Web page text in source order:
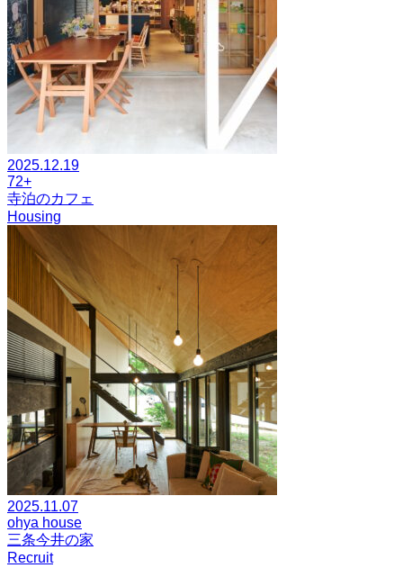
2025.12.19
72+
寺泊のカフェ
Housing
2025.11.07
ohya house
三条今井の家
Recruit